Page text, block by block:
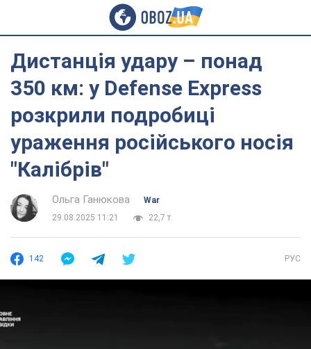
Дистанція удару – понад
350 км: у Defense Express
розкрили подробиці
ураження російського носія
"Калібрів"
Ольга Ганюкова
War
29.08.2025 11:21
22,7 т.
142 РУС